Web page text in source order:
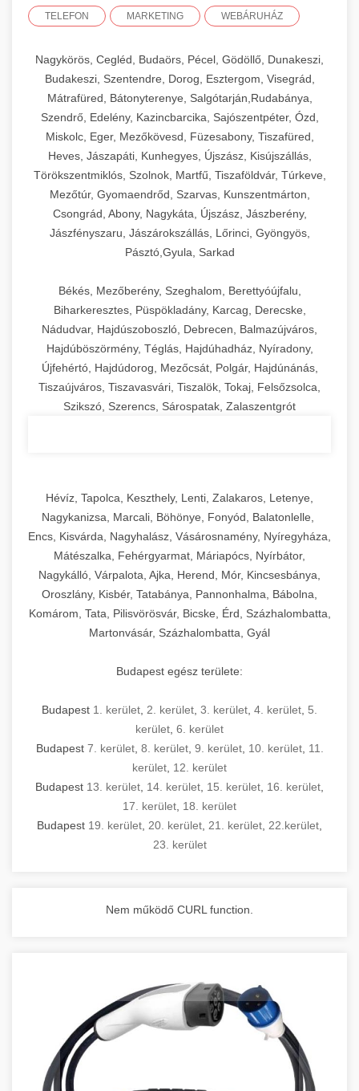
TELEFON MARKETING WEBÁRUHÁZ
Nagykörös, Cegléd, Budaörs, Pécel, Gödöllő, Dunakeszi,
Budakeszi, Szentendre, Dorog, Esztergom, Visegrád,
Mátrafüred, Bátonyterenye, Salgótarján,Rudabánya,
Szendrő, Edelény, Kazincbarcika, Sajószentpéter, Ózd,
Miskolc, Eger, Mezőkövesd, Füzesabony, Tiszafüred,
Heves, Jászapáti, Kunhegyes, Újszász, Kisújszállás,
Törökszentmiklós, Szolnok, Martfű, Tiszaföldvár, Túrkeve,
Mezőtúr, Gyomaendrőd, Szarvas, Kunszentmárton,
Csongrád, Abony, Nagykáta, Újszász, Jászberény,
Jászfényszaru, Jászárokszállás, Lőrinci, Gyöngyös,
Pásztó,Gyula, Sarkad
Békés, Mezőberény, Szeghalom, Berettyóújfalu,
Biharkeresztes, Püspökladány, Karcag, Derecske,
Nádudvar, Hajdúszoboszló, Debrecen, Balmazújváros,
Hajdúböszörmény, Téglás, Hajdúhadház, Nyíradony,
Újfehértó, Hajdúdorog, Mezőcsát, Polgár, Hajdúnánás,
Tiszaújváros, Tiszavasvári, Tiszalök, Tokaj, Felsőzsolca,
Szikszó, Szerencs, Sárospatak, Zalaszentgrót
Hévíz, Tapolca, Keszthely, Lenti, Zalakaros, Letenye,
Nagykanizsa, Marcali, Böhönye, Fonyód, Balatonlelle,
Encs, Kisvárda, Nagyhalász, Vásárosnamény, Nyíregyháza,
Mátészalka, Fehérgyarmat, Máriapócs, Nyírbátor,
Nagykálló, Várpalota, Ajka, Herend, Mór, Kincsesbánya,
Oroszlány, Kisbér, Tatabánya, Pannonhalma, Bábolna,
Komárom, Tata, Pilisvörösvár, Bicske, Érd, Százhalombatta,
Martonvásár, Százhalombatta, Gyál
Budapest egész területe:
Budapest 1. kerület 2. kerület 3. kerület 4. kerület 5.
kerület 6. kerület
Budapest 7. kerület, 8. kerület, 9. kerület, 10. kerület, 11.
kerület 12. kerület
Budapest 13. kerület 14. kerület 15. kerület 16. kerület
17. kerület 18. kerület
Budapest 19. kerület 20. kerület 21. kerület 22.kerület
23. kerület
Nem működő CURL function.